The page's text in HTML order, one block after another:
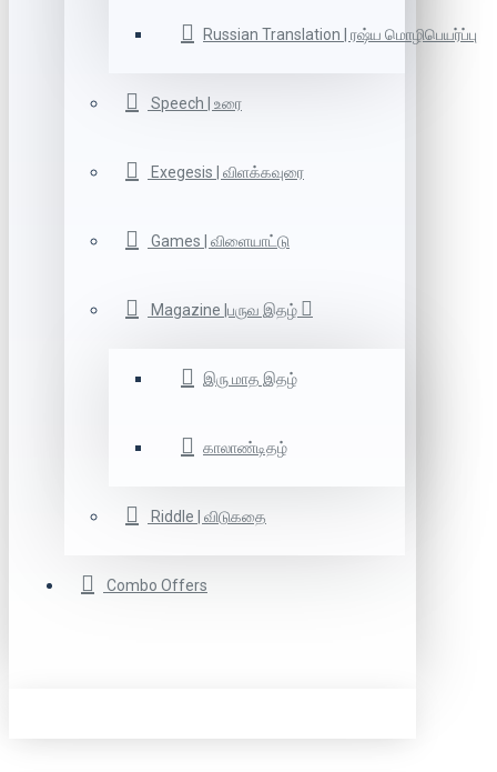
Russian Translation | ரஷ்ய மொழிபெயர்ப்பு
Speech | உரை
Exegesis | விளக்கவுரை
Games | விளையாட்டு
Magazine |பருவ இதழ்
இரு மாத இதழ்
காலாண்டிதழ்
Riddle | விடுகதை
Combo Offers